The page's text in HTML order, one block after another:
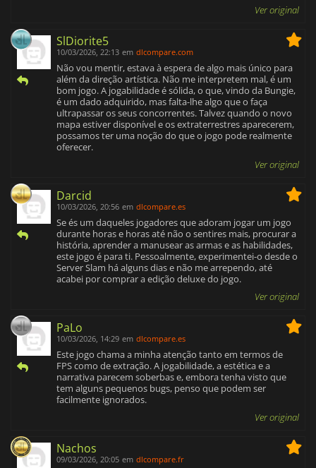
Ver original
SlDiorite5
10/03/2026, 22:13 em dlcompare.com
Não vou mentir, estava à espera de algo mais único para
além da direção artística. Não me interpretem mal, é um
bom jogo. A jogabilidade é sólida, o que, vindo da Bungie,
é um dado adquirido, mas falta-lhe algo que o faça
ultrapassar os seus concorrentes. Talvez quando o novo
mapa estiver disponível e os extraterrestres aparecerem,
possamos ter uma noção do que o jogo pode realmente
oferecer.
Ver original
Darcid
10/03/2026, 20:56 em dlcompare.es
Se és um daqueles jogadores que adoram jogar um jogo
durante horas e horas até não o sentires mais, procurar a
história, aprender a manusear as armas e as habilidades,
este jogo é para ti. Pessoalmente, experimentei-o desde o
Server Slam há alguns dias e não me arrependo, até
acabei por comprar a edição deluxe do jogo.
Ver original
PaLo
10/03/2026, 14:29 em dlcompare.es
Este jogo chama a minha atenção tanto em termos de
FPS como de extração. A jogabilidade, a estética e a
narrativa parecem soberbas e, embora tenha visto que
tem alguns pequenos bugs, penso que podem ser
facilmente ignorados.
Ver original
Nachos
09/03/2026, 20:05 em dlcompare.fr